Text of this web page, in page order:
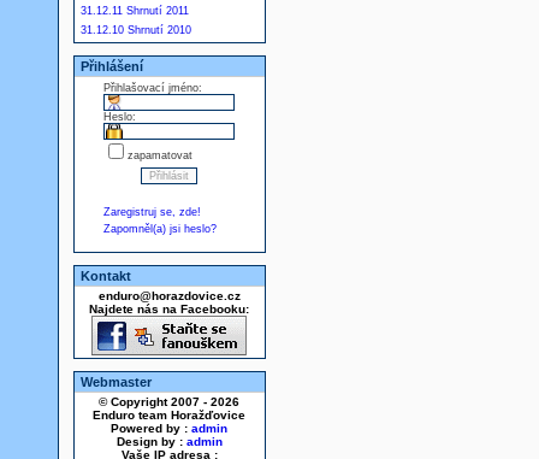
31.12.11 Shrnutí 2011
31.12.10 Shrnutí 2010
Přihlášení
Přihlašovací jméno:
Heslo:
zapamatovat
Zaregistruj se, zde!
Zapomněl(a) jsi heslo?
Kontakt
enduro@horazdovice.cz
Najdete nás na Facebooku:
Webmaster
© Copyright 2007 - 2026
Enduro team Horažďovice
Powered by : admin
Design by : admin
Vaše IP adresa :